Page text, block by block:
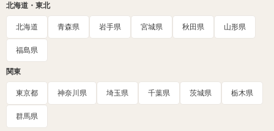
北海道・東北
北海道 青森県 岩手県 宮城県 秋田県 山形県
福島県
関東
東京都 神奈川県 埼玉県 千葉県 茨城県 栃木県
群馬県